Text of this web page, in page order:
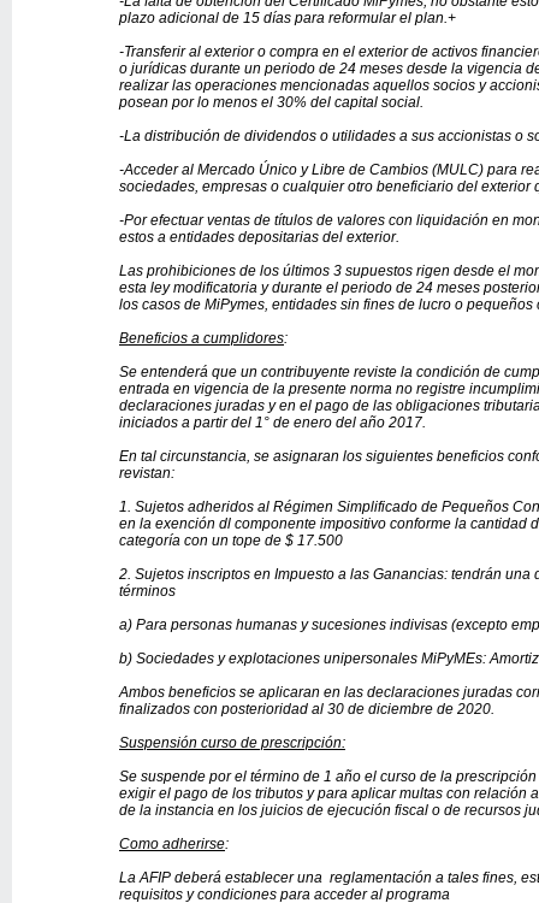
plazo adicional de 15 días para reformular el plan.+
-Transferir al exterior o compra en el exterior de activos
o jurídicas durante un periodo de 24 meses desde la vigencia
realizar las operaciones mencionadas aquellos socios y
posean por lo menos el 30% del capital social.
-La distribución de dividendos o utilidades a sus accionistas o
-Acceder al Mercado Único y Libre de Cambios (MULC) para
sociedades, empresas o cualquier otro beneficiario del exterior
-Por efectuar ventas de títulos de valores con liquidación en
estos a entidades depositarias del exterior.
Las prohibiciones de los últimos 3 supuestos rigen desde el
esta ley modificatoria y durante el periodo de 24 meses
los casos de MiPymes, entidades sin fines de lucro o pequeños
Beneficios a cumplidores:
Se entenderá que un contribuyente reviste la condición de
entrada en vigencia de la presente norma no registre
declaraciones juradas y en el pago de las obligaciones
iniciados a partir del 1° de enero del año 2017.
En tal circunstancia, se asignaran los siguientes beneficios
revistan:
1. Sujetos adheridos al Régimen Simplificado de Pequeños
en la exención dl componente impositivo conforme la cantidad
categoría con un tope de $ 17.500
2. Sujetos inscriptos en Impuesto a las Ganancias: tendrán
términos
a) Para personas humanas y sucesiones indivisas (excepto
b) Sociedades y explotaciones unipersonales MiPyMEs:
Ambos beneficios se aplicaran en las declaraciones juradas
finalizados con posterioridad al 30 de diciembre de 2020.
Suspensión curso de prescripción:
Se suspende por el término de 1 año el curso de la
exigir el pago de los tributos y para aplicar multas con relación
de la instancia en los juicios de ejecución fiscal o de recursos
Como adherirse:
La AFIP deberá establecer una reglamentación a tales fines,
requisitos y condiciones para acceder al programa